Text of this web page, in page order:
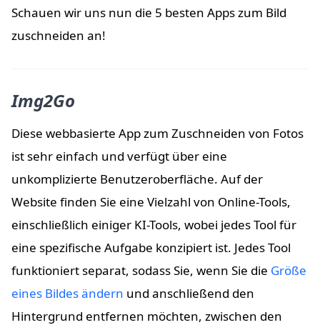
Schauen wir uns nun die 5 besten Apps zum Bild
zuschneiden an!
Img2Go
Diese webbasierte App zum Zuschneiden von Fotos
ist sehr einfach und verfügt über eine
unkomplizierte Benutzeroberfläche. Auf der
Website finden Sie eine Vielzahl von Online-Tools,
einschließlich einiger KI-Tools, wobei jedes Tool für
eine spezifische Aufgabe konzipiert ist. Jedes Tool
funktioniert separat, sodass Sie, wenn Sie die Größe
eines Bildes ändern und anschließend den
Hintergrund entfernen möchten, zwischen den